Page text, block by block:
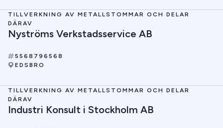
TILLVERKNING AV METALLSTOMMAR OCH DELAR
DÄRAV
Nyströms Verkstadsservice AB
5568796568
EDSBRO
TILLVERKNING AV METALLSTOMMAR OCH DELAR
DÄRAV
Industri Konsult i Stockholm AB